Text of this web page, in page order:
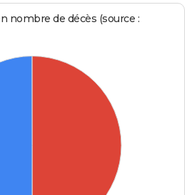
nombre de décès (source :